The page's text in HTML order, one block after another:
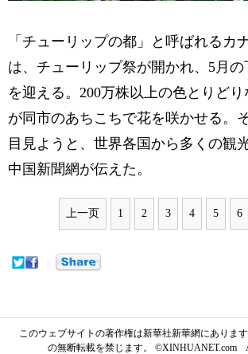
「チューリップの都」と呼ばれるカ
は、チューリップ祭が開かれ、5月
を迎える。200万株以上の色とりど
が同市のあちこちで花を咲かせる。
目見ようと、世界各国から多くの観
中国新聞網が伝えた。
上一页 1 2 3 4 5 6
このウェブサイトの著作権は新華社新華網にありま
の無断転載を禁じます。 ©XINHUANET.com